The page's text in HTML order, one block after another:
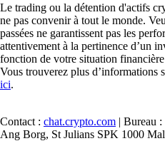
Le trading ou la détention d'actifs
ne pas convenir à tout le monde.
passées ne garantissent pas les
attentivement à la pertinence d’un
fonction de votre situation
Vous trouverez plus d’informations
ici.
Contact : chat.crypto.com | Bureau
Ang Borg, St Julians SPK 1000